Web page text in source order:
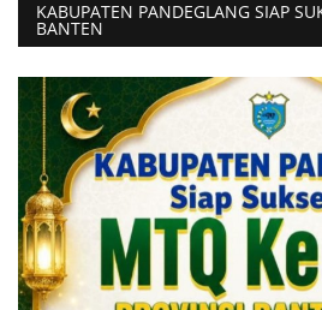
KABUPATEN PANDEGLANG SIAP
BANTEN